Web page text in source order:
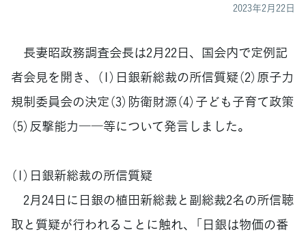
2023年2月22日
長妻昭政務調査会長は2月22日、国会内で定例記
者会見を開き、（1）日銀新総裁の所信質疑（2）原子力
規制委員会の決定（3）防衛財源（4）子ども子育て政策
（5）反撃能力――等について発言しました。
（1）日銀新総裁の所信質疑
2月24日に日銀の植田新総裁と副総裁2名の所信聴
取と質疑が行われることに触れ、「日銀は物価の番